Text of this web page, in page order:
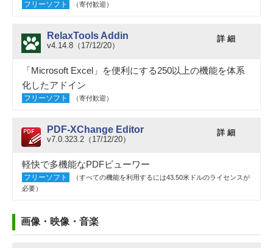
フリーソフト （寄付歓迎）
RelaxTools Addin
v4.14.8（17/12/20）
詳 細
「Microsoft Excel」を便利にする250以上の機能を体系
化したアドイン
フリーソフト （寄付歓迎）
PDF-XChange Editor
v7.0.323.2（17/12/20）
詳 細
軽快で多機能なPDFビューワー
フリーソフト
（すべての機能を利用するには43.50米ドルのライセンスが
必要）
画像・映像・音楽